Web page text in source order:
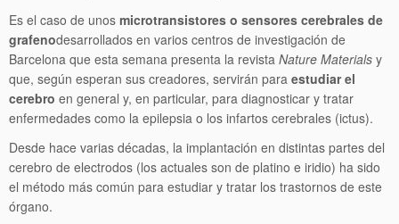
Es el caso de unos microtransistores o sensores cerebrales de
grafenodesarrollados en varios centros de investigación de
Barcelona que esta semana presenta la revista Nature Materials y
que, según esperan sus creadores, servirán para estudiar el
cerebro en general y, en particular, para diagnosticar y tratar
enfermedades como la epilepsia o los infartos cerebrales (ictus).
Desde hace varias décadas, la implantación en distintas partes del
cerebro de electrodos (los actuales son de platino e iridio) ha sido
el método más común para estudiar y tratar los trastornos de este
órgano.